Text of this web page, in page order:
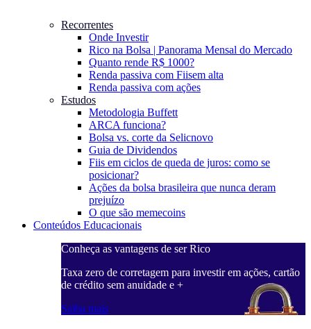
Recorrentes
Onde Investir
Rico na Bolsa | Panorama Mensal do Mercado
Quanto rende R$ 1000?
Renda passiva com Fiisem alta
Renda passiva com ações
Estudos
Metodologia Buffett
ARCA funciona?
Bolsa vs. corte da Selicnovo
Guia de Dividendos
Fiis em ciclos de queda de juros: como se
posicionar?
Ações da bolsa brasileira que nunca deram
prejuízo
O que são memecoins
Conteúdos Educacionais
Conheça as vantagens de ser Rico
Taxa zero de corretagem para investir em ações, cartão
de crédito sem anuidade e +
Saiba mais